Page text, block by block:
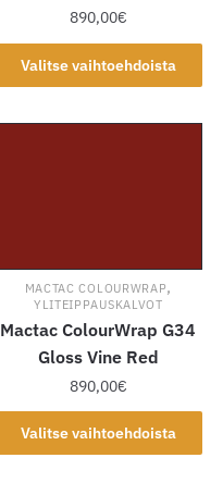
890,00€
Valitse vaihtoehdoista
Tällä
tuotteella
tuotteen
sivulla.
MACTAC COLOURWRAP,
YLITEIPPAUSKALVOT
Mactac ColourWrap G34
Gloss Vine Red
890,00€
Valitse vaihtoehdoista
Tällä
tuotteella